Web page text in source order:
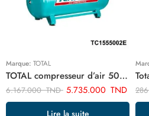
Marque: TOTAL
TOTAL compresseur d’air 500 litre 5.5hp TC1555002E
6.167.000TND 5.735.000 TND
Lire la suite